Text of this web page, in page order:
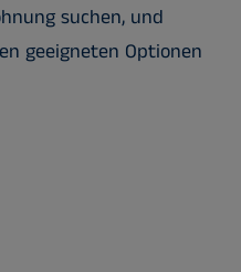
suchen, und
geeigneten Optionen